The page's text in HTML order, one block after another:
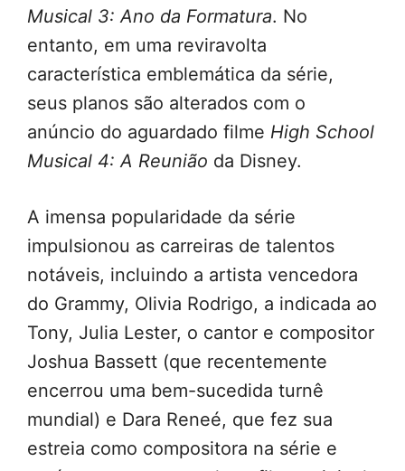
Musical 3: Ano da Formatura. No
entanto, em uma reviravolta
característica emblemática da série,
seus planos são alterados com o
anúncio do aguardado filme High School
Musical 4: A Reunião da Disney.
A imensa popularidade da série
impulsionou as carreiras de talentos
notáveis, incluindo a artista vencedora
do Grammy, Olivia Rodrigo, a indicada ao
Tony, Julia Lester, o cantor e compositor
Joshua Bassett (que recentemente
encerrou uma bem-sucedida turnê
mundial) e Dara Reneé, que fez sua
estreia como compositora na série e